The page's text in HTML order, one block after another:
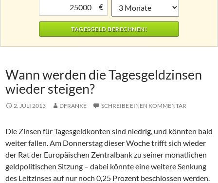
€
Wann werden die Tagesgeldzinsen
wieder steigen?
2. JULI 2013 DFRANKE SCHREIBE EINEN KOMMENTAR
Die Zinsen für Tagesgeldkonten sind niedrig, und könnten bald
weiter fallen. Am Donnerstag dieser Woche trifft sich wieder
der Rat der Europäischen Zentralbank zu seiner monatlichen
geldpolitischen Sitzung – dabei könnte eine weitere Senkung
des Leitzinses auf nur noch 0,25 Prozent beschlossen werden.